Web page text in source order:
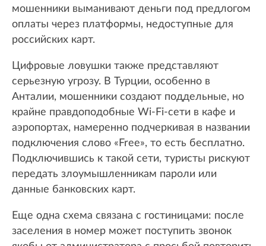
мошенники выманивают деньги под предлогом
оплаты через платформы, недоступные для
российских карт.
Цифровые ловушки также представляют
серьезную угрозу. В Турции, особенно в
Анталии, мошенники создают поддельные, но
крайне правдоподобные Wi-Fi-сети в кафе и
аэропортах, намеренно подчеркивая в названии
подключения слово «Free», то есть бесплатно.
Подключившись к такой сети, туристы рискуют
передать злоумышленникам пароли или
данные банковских карт.
Еще одна схема связана с гостиницами: после
заселения в номер может поступить звонок